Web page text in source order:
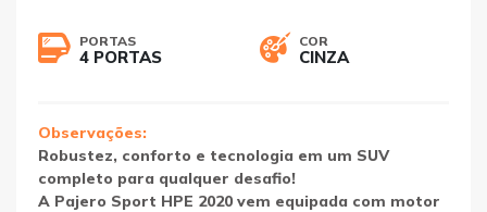
PORTAS
4 PORTAS
COR
CINZA
Observações:
Robustez, conforto e tecnologia em um SUV
completo para qualquer desafio!
A Pajero Sport HPE 2020 vem equipada com motor